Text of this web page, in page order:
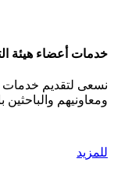
خدمات أعضاء هيئة
نسعى لتقديم خدمات
ومعاونيهم
للمزيد